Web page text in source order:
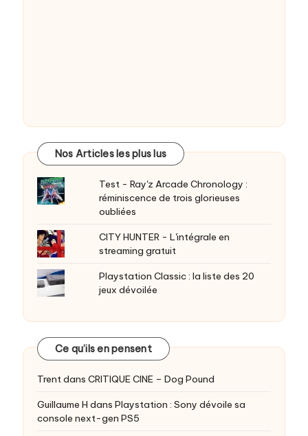
Nos Articles les plus lus
Test - Ray'z Arcade Chronology :
réminiscence de trois glorieuses
oubliées
CITY HUNTER - L'intégrale en
streaming gratuit
Playstation Classic : la liste des 20
jeux dévoilée
Ce qu’ils en pensent
Trentdans CRITIQUE CINE – Dog Pound
Guillaume H dans Playstation : Sony dévoile sa
console next-gen PS5